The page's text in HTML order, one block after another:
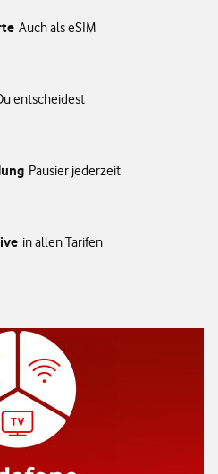
Auch als eSIM
entscheidest
Pausier jederzeit
in allen Tarifen